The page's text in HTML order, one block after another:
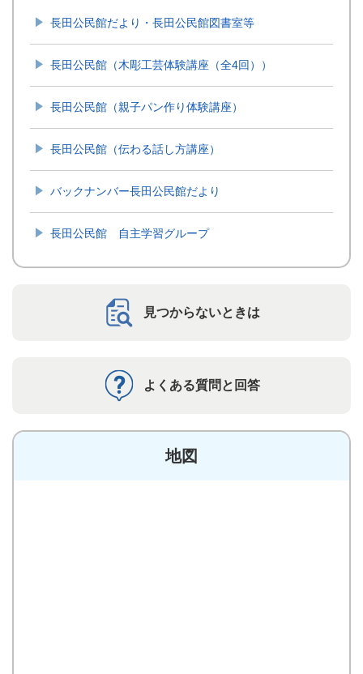
長田公民館だより・長田公民館図書室等
長田公民館（木彫工芸体験講座（全4回））
長田公民館（親子パン作り体験講座）
長田公民館（伝わる話し方講座）
バックナンバー長田公民館だより
長田公民館 自主学習グループ
見つからないときは
よくある質問と回答
地図